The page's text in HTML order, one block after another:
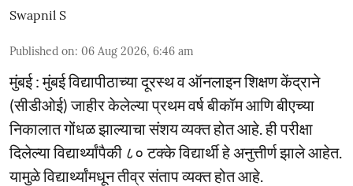
Swapnil S
Published on: 06 Aug 2026, 6:46 am
मुंबई : मुंबई विद्यापीठाच्या दूरस्थ व ऑनलाइन शिक्षण केंद्राने
(सीडीओई) जाहीर केलेल्या प्रथम वर्ष बीकॉम आणि बीएच्या
निकालात गोंधळ झाल्याचा संशय व्यक्त होत आहे. ही परीक्षा
दिलेल्या विद्यार्थ्यांपैकी ८० टक्के विद्यार्थी हे अनुत्तीर्ण झाले आहेत.
यामुळे विद्यार्थ्यांमधून तीव्र संताप व्यक्त होत आहे.